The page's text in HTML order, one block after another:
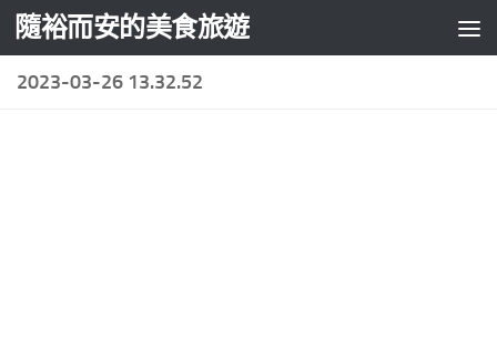
Skip to content
隨裕而安的美食旅遊
2023-03-26 13.32.52